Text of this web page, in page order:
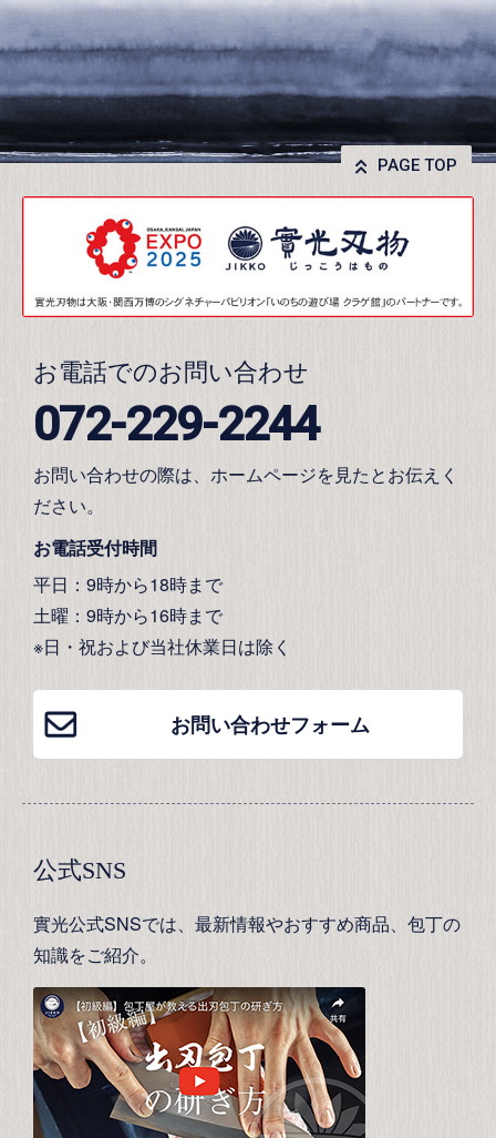
PAGE TOP
お電話でのお問い合わせ
072-229-2244
お問い合わせの際は、ホームページを見たとお伝えく
ださい。
お電話受付時間
平日：9時から18時まで
土曜：9時から16時まで
※日・祝および当社休業日は除く
お問い合わせフォーム
公式SNS
實光公式SNSでは、最新情報やおすすめ商品、包丁の
知識をご紹介。